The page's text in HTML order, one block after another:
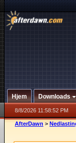
Hjem Downloads
8/8/2026 11:58:52 PM
AfterDawn >